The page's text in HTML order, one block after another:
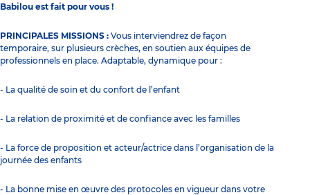
Babilou est fait pour vous !
PRINCIPALES MISSIONS : Vous interviendrez de façon
temporaire, sur plusieurs crèches, en soutien aux équipes de
professionnels en place. Adaptable, dynamique pour :
- La qualité de soin et du confort de l’enfant
- La relation de proximité et de confiance avec les familles
- La force de proposition et acteur/actrice dans l’organisation de la
journée des enfants
- La bonne mise en œuvre des protocoles en vigueur dans votre